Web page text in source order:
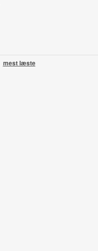
mest læste